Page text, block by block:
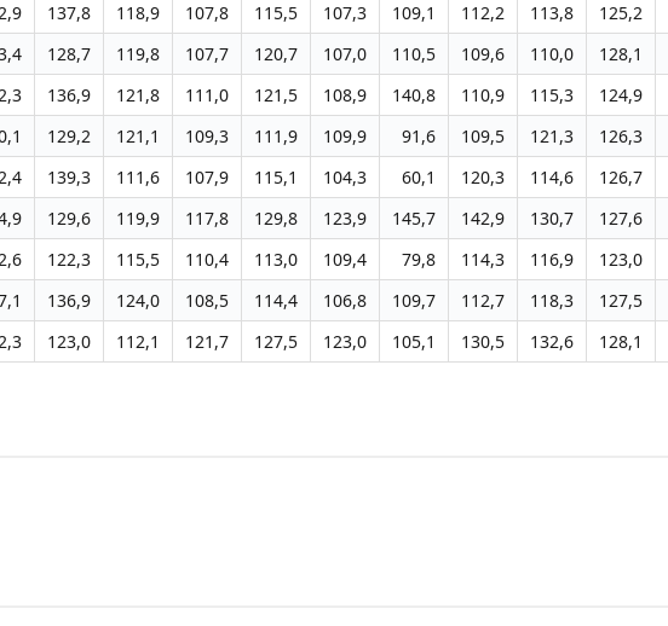
137,8 118,9 107,8 115,5 107,3 109,1 112,2 113,8 125,2
128,7 119,8 107,7 120,7 107,0 110,5 109,6 110,0 128,1
136,9 121,8 111,0 121,5 108,9 140,8 110,9 115,3 124,9
129,2 121,1 109,3 111,9 109,9 91,6 109,5 121,3 126,3
139,3 111,6 107,9 115,1 104,3 60,1 120,3 114,6 126,7
129,6 119,9 117,8 129,8 123,9 145,7 142,9 130,7 127,6
122,3 115,5 110,4 113,0 109,4 79,8 114,3 116,9 123,0
136,9 124,0 108,5 114,4 106,8 109,7 112,7 118,3 127,5
123,0 112,1 121,7 127,5 123,0 105,1 130,5 132,6 128,1